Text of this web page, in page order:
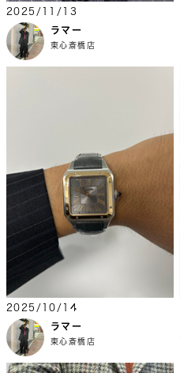
2025/11/13
ラマー
東心斎橋店
2025/10/14
ラマー
東心斎橋店